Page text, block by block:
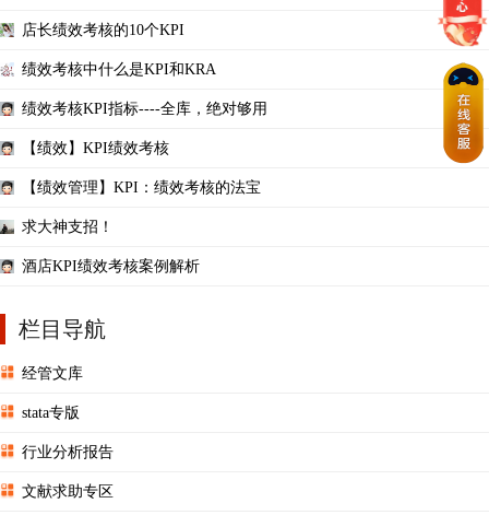
店长绩效考核的10个KPI
绩效考核中什么是KPI和KRA
绩效考核KPI指标----全库，绝对够用
【绩效】KPI绩效考核
【绩效管理】KPI：绩效考核的法宝
求大神支招！
酒店KPI绩效考核案例解析
栏目导航
经管文库
stata专版
行业分析报告
文献求助专区